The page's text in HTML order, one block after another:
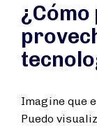
Imagine que
Puedo